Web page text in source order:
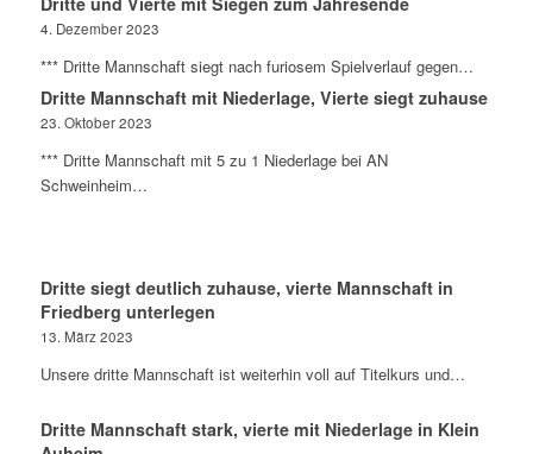
4. Dezember 2023
*** Dritte Mannschaft siegt nach furiosem Spielverlauf gegen…
Dritte Mannschaft mit Niederlage, Vierte siegt zuhause
23. Oktober 2023
*** Dritte Mannschaft mit 5 zu 1 Niederlage bei AN
Schweinheim…
Dritte siegt deutlich zuhause, vierte Mannschaft in
Friedberg unterlegen
13. März 2023
Unsere dritte Mannschaft ist weiterhin voll auf Titelkurs und…
Dritte Mannschaft stark, vierte mit Niederlage in Klein